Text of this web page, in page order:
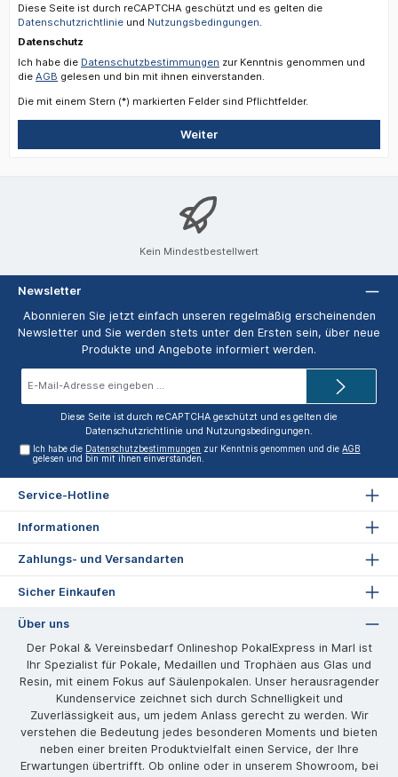
Diese Seite ist durch reCAPTCHA geschützt und es gelten die
Datenschutzrichtlinie und Nutzungsbedingungen.
Datenschutz
Ich habe die Datenschutzbestimmungen zur Kenntnis genommen und
die AGB gelesen und bin mit ihnen einverstanden.
Die mit einem Stern (*) markierten Felder sind Pflichtfelder.
Weiter
Kein Mindestbestellwert
Newsletter
Abonnieren Sie jetzt einfach unseren regelmäßig erscheinenden
Newsletter und Sie werden stets unter den Ersten sein, über neue
Produkte und Angebote informiert werden.
Diese Seite ist durch reCAPTCHA geschützt und es gelten die
Datenschutzrichtlinie und Nutzungsbedingungen.
Ich habe die Datenschutzbestimmungen zur Kenntnis genommen und dieAGB
gelesen und bin mit ihnen einverstanden.
Service-Hotline
Informationen
Zahlungs- und Versandarten
Sicher Einkaufen
Über uns
Der Pokal & Vereinsbedarf Onlineshop PokalExpress in Marl ist
Ihr Spezialist für Pokale, Medaillen und Trophäen aus Glas und
Resin, mit einem Fokus auf Säulenpokalen. Unser herausragender
Kundenservice zeichnet sich durch Schnelligkeit und
Zuverlässigkeit aus, um jedem Anlass gerecht zu werden. Wir
verstehen die Bedeutung jedes besonderen Moments und bieten
neben einer breiten Produktvielfalt einen Service, der Ihre
Erwartungen übertrifft. Ob online oder in unserem Showroom, bei